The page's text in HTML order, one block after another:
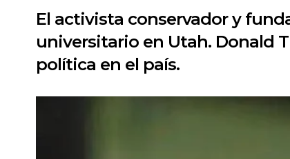
El activista conservador y
universitario en Utah. Donald
política en el país.